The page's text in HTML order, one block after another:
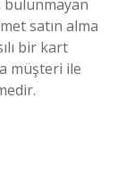
bulunmayan
satın alma
bir kart
müşteri ile